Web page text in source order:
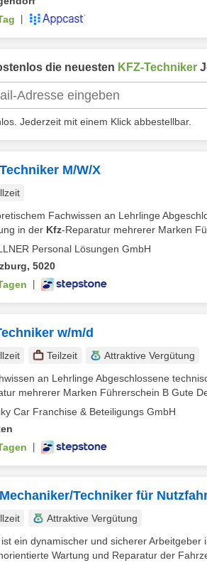
die neuesten KFZ-Techniker
Jederzeit mit einem Klick abbestellbar.
M/W/X
Fachwissen an Lehrlinge
in der Kfz-Reparatur mehrerer Marken
Personal Lösungen GmbH
5020
w/m/d
Teilzeit
Attraktive Vergütung
an Lehrlinge Abgeschlossene
mehrerer Marken Führerschein B Gute
Car Franchise & Beteiligungs GmbH
Techniker für
Attraktive Vergütung
ist ein dynamischer und sicherer
Wartung und Reparatur der